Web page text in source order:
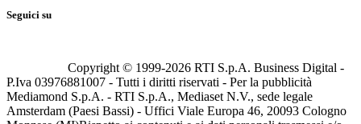
Seguici su
Copyright © 1999-2026 RTI S.p.A. Business Digital -
P.Iva 03976881007 - Tutti i diritti riservati - Per la pubblicità
Mediamond S.p.A. - RTI S.p.A., Mediaset N.V., sede legale
Amsterdam (Paesi Bassi) - Uffici Viale Europa 46, 20093 Cologno